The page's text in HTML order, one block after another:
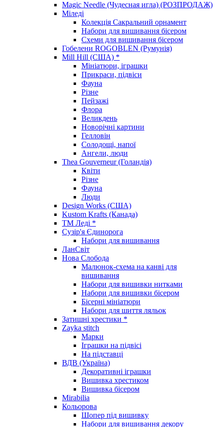
Magic Needle (Чудесная игла) (РОЗПРОДАЖ)
Міледі
Колекція Сакральний орнамент
Набори для вишивання бісером
Схеми для вишивання бісером
Гобелени ROGOBLEN (Румунія)
Mill Hill (США) *
Мініатюри, іграшки
Прикраси, підвіси
Фауна
Різне
Пейзажі
Флора
Великдень
Новорічні картини
Гелловін
Солодощі, напої
Ангели, люди
Thea Gouverneur (Голандія)
Квіти
Різне
Фауна
Люди
Design Works (США)
Kustom Krafts (Канада)
ТМ Леді *
Сузір'я Єдинорога
Набори для вишивання
ЛанСвіт
Нова Слобода
Малюнок-схема на канві для
вишивання
Набори для вишивки нитками
Набори для вишивки бісером
Бісерні мініатюри
Набори для шиття ляльок
Затишні хрестики *
Zayka stitch
Марки
Іграшки на підвісі
На підставці
ВДВ (Україна)
Декоративні іграшки
Вишивка хрестиком
Вишивка бісером
Mirabilia
Кольорова
Шопер під вишивку
Набори для вишивання декору